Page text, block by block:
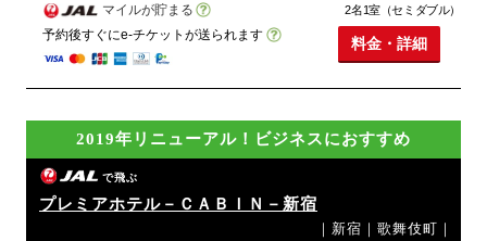
マイルが貯まる
予約後すぐにe-チケットが送られます
2名1室（セミダブル）
料金・詳細
2019年リニューアル！ビジネスにおすすめ
で飛ぶ
プレミアホテル－ＣＡＢＩＮ－新宿
｜新宿｜歌舞伎町｜